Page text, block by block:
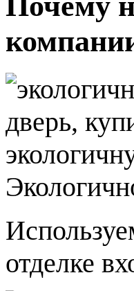
отделке